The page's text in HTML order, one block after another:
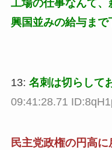
工場の仕事なんて
興国並みの給与まで
13: 名刺は切らして
09:41:28.71
民主党政権の円高